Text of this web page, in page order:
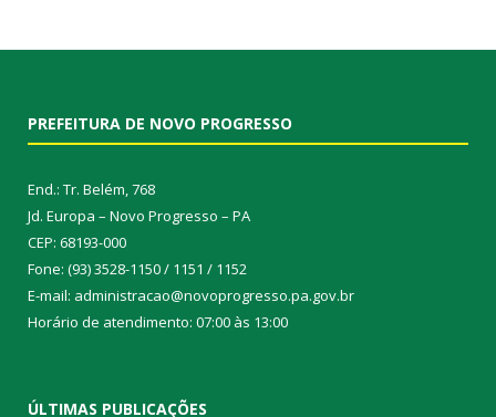
PREFEITURA DE NOVO PROGRESSO
End.: Tr. Belém, 768
Jd. Europa – Novo Progresso – PA
CEP: 68193-000
Fone: (93) 3528-1150 / 1151 / 1152
E-mail: administracao@novoprogresso.pa.gov.br
Horário de atendimento: 07:00 às 13:00
ÚLTIMAS PUBLICAÇÕES